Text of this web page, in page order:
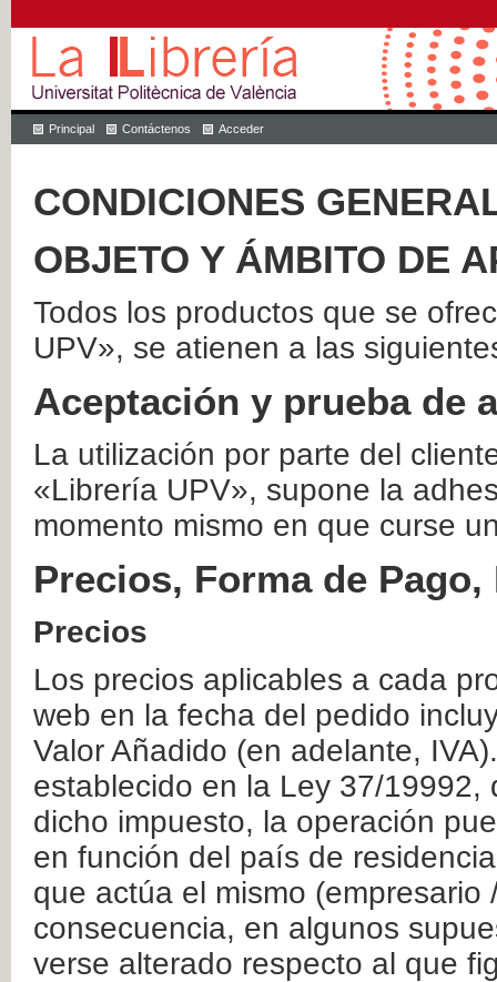
Principal Contáctenos Acceder
CONDICIONES
OBJETO Y ÁMBITO DE
Todos los productos que se
UPV», se atienen a las
Aceptación y prueba de
La utilización por parte del
«Librería UPV», supone la
momento mismo en que curse
Precios, Forma de
Precios
Los precios aplicables a cada
web en la fecha del pedido
Valor Añadido (en adelante,
establecido en la Ley 37/
dicho impuesto, la operación
en función del país de
que actúa el mismo
consecuencia, en algunos
verse alterado respecto al que